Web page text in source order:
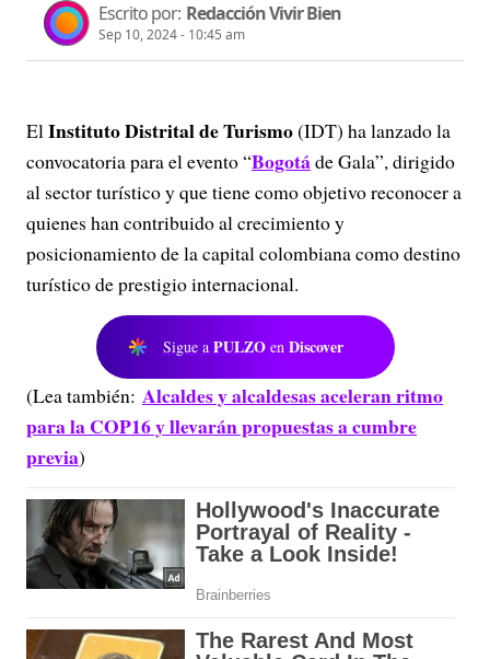
Escrito por: Redacción Vivir Bien
Sep 10, 2024 - 10:45 am
ElInstituto Distrital de Turismo(IDT) ha lanzado la
convocatoria para el evento “Bogotáde Gala”, dirigido
al sector turístico y que tiene como objetivo reconocer a
quienes han contribuido al crecimiento y
posicionamiento de la capital colombiana como destino
turístico de prestigio internacional.
Sigue a PULZO en Discover
(Lea también: Alcaldes y alcaldesas aceleran ritmo
para la COP16 y llevarán propuestas a cumbre
previa)